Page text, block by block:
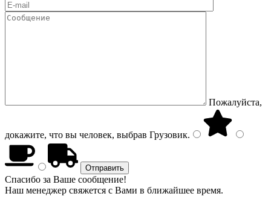
Пожалуйста,
докажите, что вы человек, выбрав Грузовик.
Спасибо за Ваше сообщение!
Наш менеджер свяжется с Вами в ближайшее время.